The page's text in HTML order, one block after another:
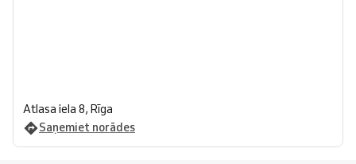
Atlasa iela 8, Rīga
Saņemiet norādes